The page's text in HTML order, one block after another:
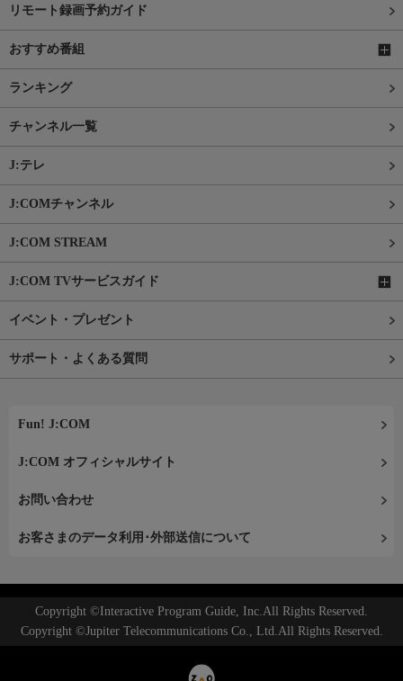
リモート録画予約ガイド
おすすめ番組
ランキング
チャンネル一覧
J:テレ
J:COMチャンネル
J:COM STREAM
J:COM TVサービスガイド
イベント・プレゼント
サポート・よくある質問
Fun! J:COM
J:COM オフィシャルサイト
お問い合わせ
お客さまのデータ利用･外部送信について
Copyright ©Interactive Program Guide, Inc.All Rights Reserved.
Copyright ©Jupiter Telecommunications Co., Ltd.All Rights Reserved.